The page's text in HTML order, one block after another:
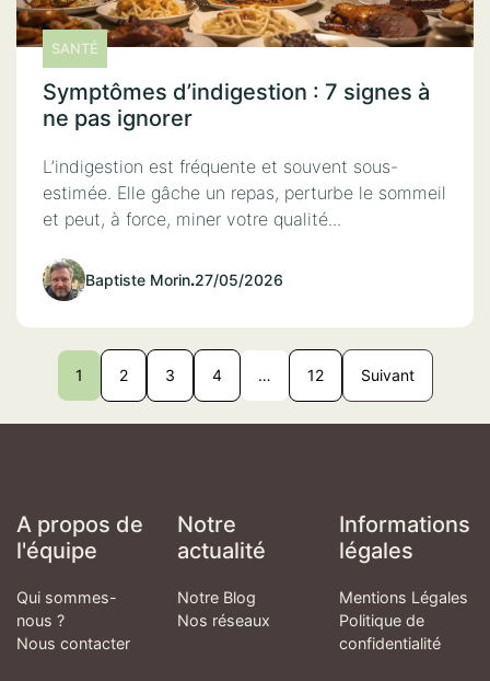
SANTÉ
Symptômes d’indigestion : 7 signes à
ne pas ignorer
L’indigestion est fréquente et souvent sous-
estimée. Elle gâche un repas, perturbe le sommeil
et peut, à force, miner votre qualité...
Baptiste Morin.27/05/2026
1 2 3 4 … 12 Suivant
A propos de
l'équipe
Qui sommes-
nous ?
Nous contacter
Notre
actualité
Notre Blog
Nos réseaux
Informations
légales
Mentions Légales
Politique de
confidentialité